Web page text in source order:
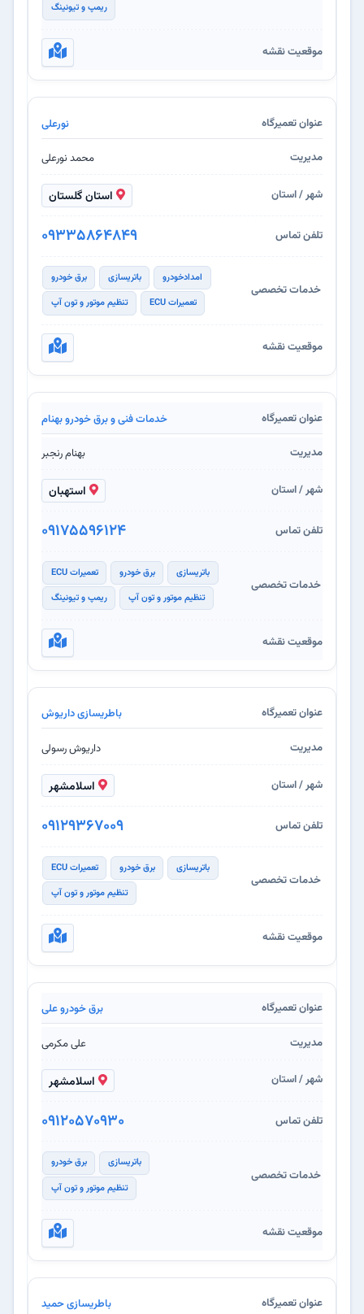
ریمپ و تیونینگ
نورعلی
محمد نورعلی
استان گلستان
09335864849
امدادخودرو باتریسازی
برق خودرو
تعمیرات ECU
تنظیم موتور و تون آپ
خدمات فنی و برق خودرو بهنام
بهنام رنجبر
استهبان
۰۹۱۷۵۵۹۶۱۲۴
باتریسازی برق خودرو
تعمیرات ECU
تنظیم موتور و تون آپ
ریمپ و تیونینگ
باطریسازی داریوش
داریوش رسولی
اسلامشهر
09129367009
باتریسازی برق خودرو
تعمیرات ECU
تنظیم موتور و تون آپ
برق خودرو علی
علی مکرمی
اسلامشهر
09120570930
باتریسازی
برق خودرو
تنظیم موتور و تون آپ
باطریسازی حمید